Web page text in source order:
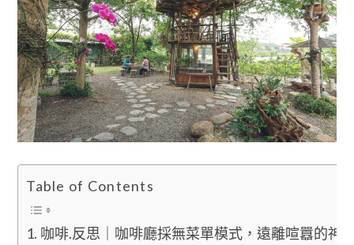
Table of Contents
咖啡.反思｜咖啡廳採無菜單模式，遠離喧囂的神